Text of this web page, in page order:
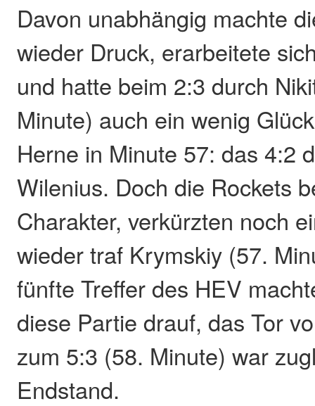
Davon unabhängig machte
wieder Druck, erarbeitete
und hatte beim 2:3 durch
Minute) auch ein wenig
Herne in Minute 57: das 4:2
Wilenius. Doch die Rockets
Charakter, verkürzten noch
wieder traf Krymskiy (57.
fünfte Treffer des HEV
diese Partie drauf, das Tor
zum 5:3 (58. Minute) war
Endstand.